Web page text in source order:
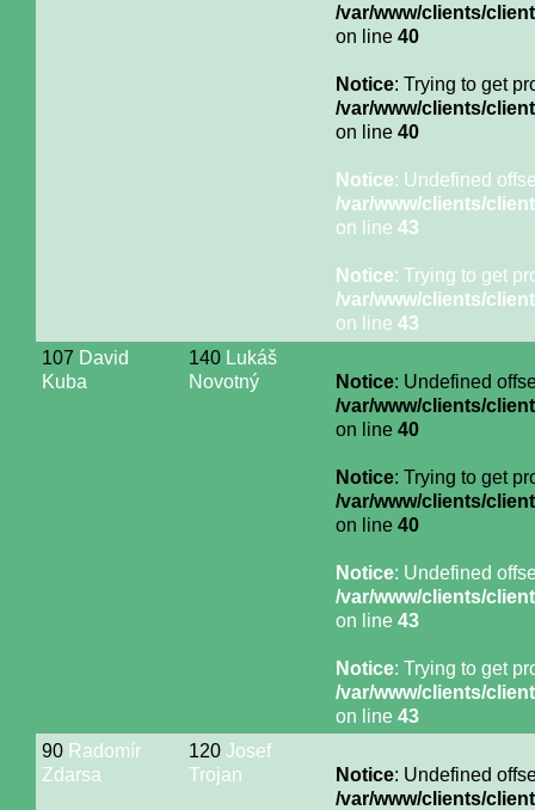
/var/www/clients/
on line 40
Notice: Trying to get
/var/www/clients/
on line 40
Notice: Undefined
/var/www/clients/
on line 43
Notice: Trying to get
/var/www/clients/
on line 43
107 David
Kuba
140 Lukáš
Novotný
Notice: Undefined
/var/www/clients/
on line 40
Notice: Trying to get
/var/www/clients/
on line 40
Notice: Undefined
/var/www/clients/
on line 43
Notice: Trying to get
/var/www/clients/
on line 43
90 Radomír
Zdarsa
120 Josef
Trojan
Notice: Undefined
/var/www/clients/